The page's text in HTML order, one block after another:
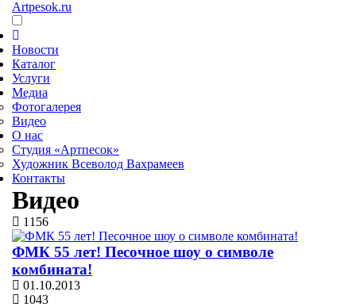
Artpesok.ru
Новости
Каталог
Услуги
Медиа
Фотогалерея
Видео
О нас
Студия «Артпесок»
Художник Всеволод Вахрамеев
Контакты
Видео
1156
ФМК 55 лет! Песочное шоу о символе
комбината!
01.10.2013
1043